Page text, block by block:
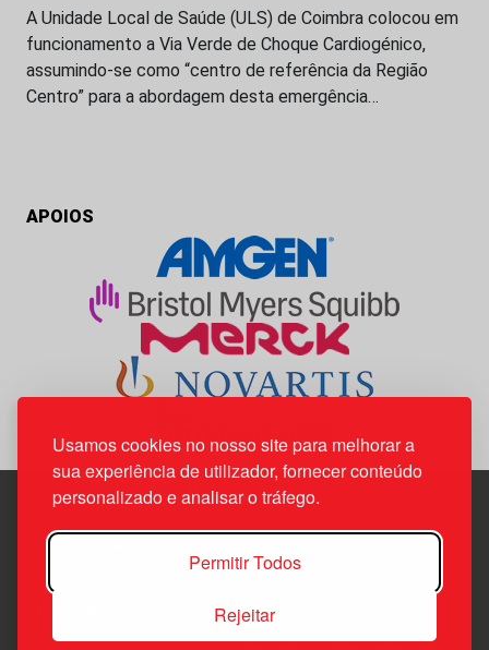
Usamos cookies no nosso site para melhorar a
sua experiência de utilizador, fornecer conteúdo
personalizado e analisar o tráfego.
Permitir Todos
Rejeitar
A Unidade Local de Saúde (ULS) de Coimbra colocou em
funcionamento a Via Verde de Choque Cardiogénico,
assumindo-se como “centro de referência da Região
Centro” para a abordagem desta emergência…
APOIOS
Edif. Lisboa Oriente | Av. Infante D. Henrique, n.º 333H, esc.
1800-282 Lisboa | Portugal